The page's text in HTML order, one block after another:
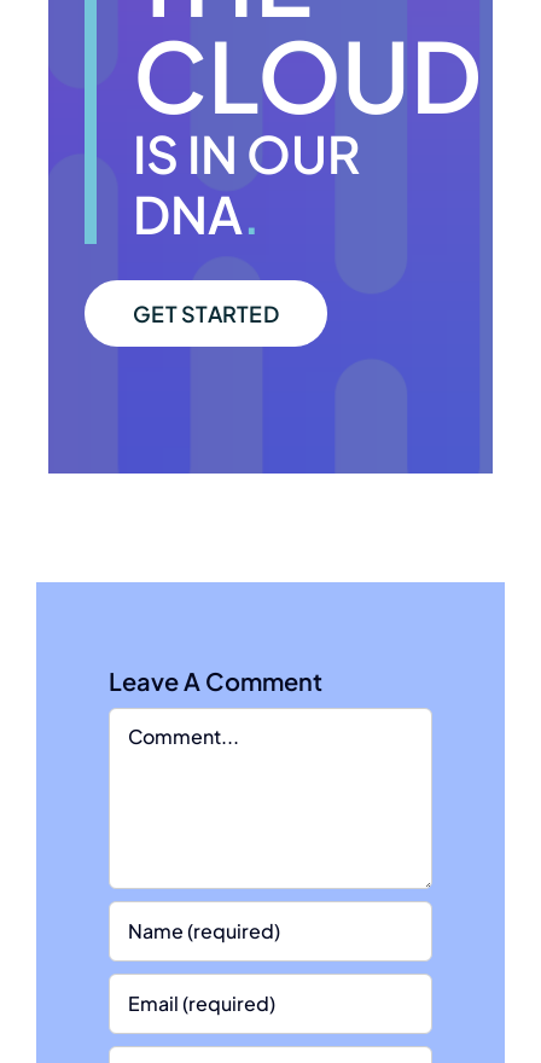
CLOUD
IS IN OUR
DNA.
GET STARTED
Leave A Comment
Comment